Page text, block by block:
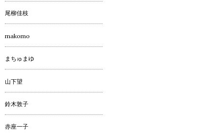
尾柳佳枝
makomo
まちゅまゆ
山下望
鈴木敦子
赤座一子